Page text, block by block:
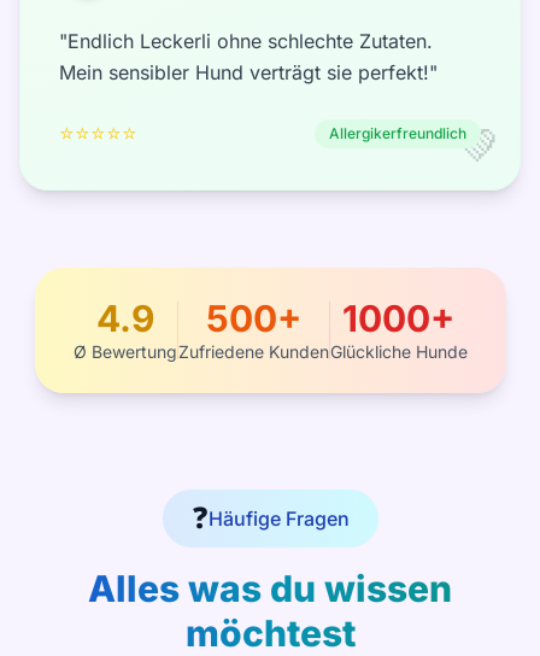
"Endlich Leckerli ohne schlechte Zutaten.
Mein sensibler Hund verträgt sie perfekt!"
⭐⭐⭐⭐⭐ Allergikerfreundlich💚
4.9
Ø Bewertung
500+
Zufriedene Kunden
1000+
Glückliche Hunde
❓Häufige Fragen
Alles was du wissen
möchtest